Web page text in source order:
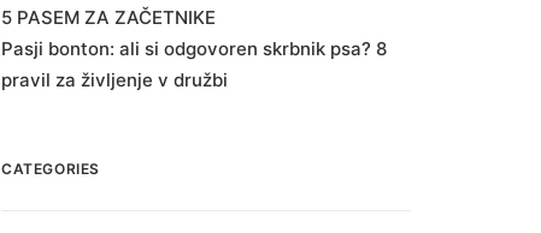
5 PASEM ZA ZAČETNIKE
Pasji bonton: ali si odgovoren skrbnik psa? 8
pravil za življenje v družbi
CATEGORIES